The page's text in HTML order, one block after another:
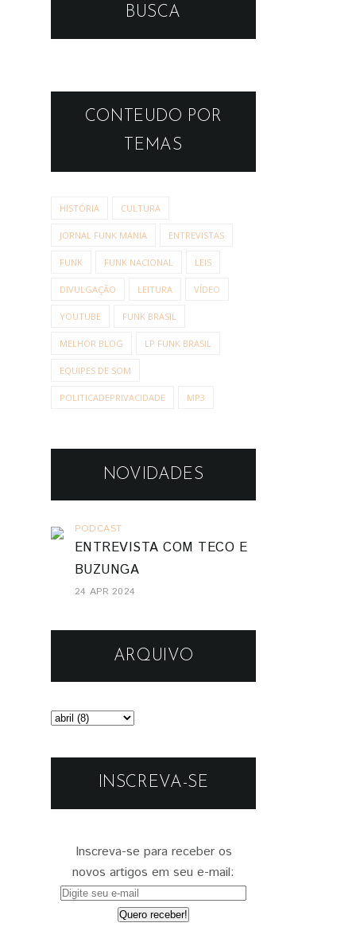
BUSCA
CONTEUDO POR
TEMAS
HISTÓRIA CULTURA
JORNAL FUNK MANIA ENTREVISTAS
FUNK FUNK NACIONAL LEIS
DIVULGAÇÃO LEITURA VÍDEO
YOUTUBE FUNK BRASIL
MELHOR BLOG LP FUNK BRASIL
EQUIPES DE SOM
POLITICADEPRIVACIDADE MP3
NOVIDADES
PODCAST
ENTREVISTA COM TECO E
BUZUNGA
24 APR 2024
ARQUIVO
INSCREVA-SE
Inscreva-se para receber os
novos artigos em seu e-mail: